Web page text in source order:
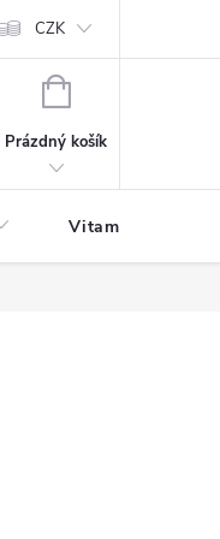
Formulář pro odstoupení od
CZK
NÁKUPNÍ
Prázdný košík
Vitamíny a